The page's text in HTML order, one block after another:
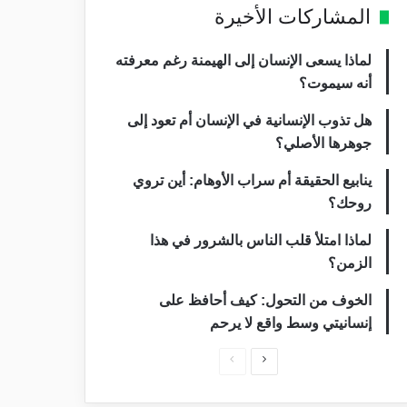
المشاركات الأخيرة
لماذا يسعى الإنسان إلى الهيمنة رغم معرفته
أنه سيموت؟
هل تذوب الإنسانية في الإنسان أم تعود إلى
جوهرها الأصلي؟
ينابيع الحقيقة أم سراب الأوهام: أين تروي
روحك؟
لماذا امتلأ قلب الناس بالشرور في هذا
الزمن؟
الخوف من التحول: كيف أحافظ على
إنسانيتي وسط واقع لا يرحم
ا